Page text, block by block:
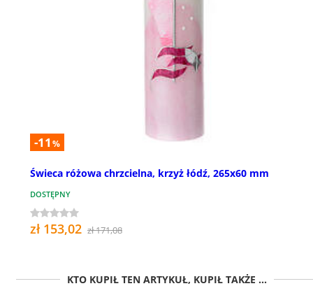
-11 %
Świeca różowa chrzcielna, krzyż łódź, 265x60 mm
DOSTĘPNY
zł 153,02 zł 171,08
KTO KUPIŁ TEN ARTYKUŁ, KUPIŁ TAKŻE ...